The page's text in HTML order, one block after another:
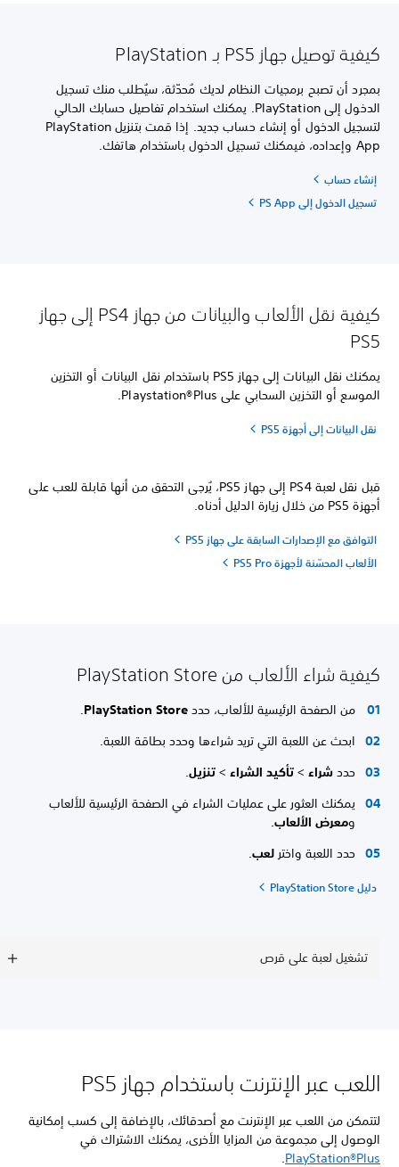
كيفية توصيل جهاز PS5 بـ PlayStation
بمجرد أن تصبح برمجيات النظام لديك مُحدّثة، سيُطلب منك تسجيل
الدخول إلى PlayStation. يمكنك استخدام تفاصيل حسابك الحالي
لتسجيل الدخول أو إنشاء حساب جديد. إذا قمت بتنزيل PlayStation
App وإعداده، فيمكنك تسجيل الدخول باستخدام هاتفك.
إنشاء حساب
تسجيل الدخول إلى PS App
كيفية نقل الألعاب والبيانات من جهاز PS4 إلى جهاز
PS5
يمكنك نقل البيانات إلى جهاز PS5 باستخدام نقل البيانات أو التخزين
الموسع أو التخزين السحابي على Playstation®Plus.
نقل البيانات إلى أجهزة PS5
قبل نقل لعبة PS4 إلى جهاز PS5، يُرجى التحقق من أنها قابلة للعب على
أجهزة PS5 من خلال زيارة الدليل أدناه.
التوافق مع الإصدارات السابقة على جهاز PS5
الألعاب المحسّنة لأجهزة PS5 Pro
كيفية شراء الألعاب من PlayStation Store
من الصفحة الرئيسية للألعاب، حددPlayStation Store
.
ابحث عن اللعبة التي تريد شراءها وحدد بطاقة اللعبة.
حددشراء>تأكيد الشراء>تنزيل.
يمكنك العثور على عمليات الشراء في الصفحة الرئيسية للألعاب
معرض الألعاب.
حدد اللعبة واخترلعب.
دليل PlayStation Store
تشغيل لعبة على قرص
اللعب عبر الإنترنت باستخدام جهاز PS5
لتتمكن من اللعب عبر الإنترنت مع أصدقائك، بالإضافة إلى كسب إمكانية
الوصول إلى مجموعة من المزايا الأخرى، يمكنك الاشتراك في
PlayStation®Plus
.